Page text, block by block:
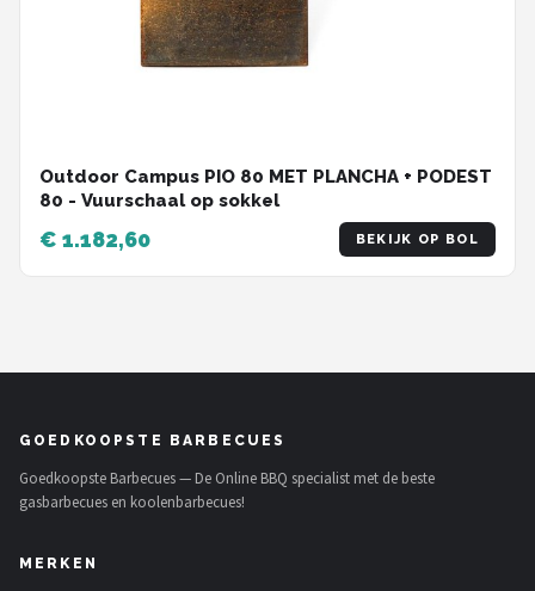
Outdoor Campus PIO 80 MET PLANCHA + PODEST
80 - Vuurschaal op sokkel
€ 1.182,60 BEKIJK OP BOL
GOEDKOOPSTE BARBECUES
Goedkoopste Barbecues — De Online BBQ specialist met de beste
gasbarbecues en koolenbarbecues!
MERKEN